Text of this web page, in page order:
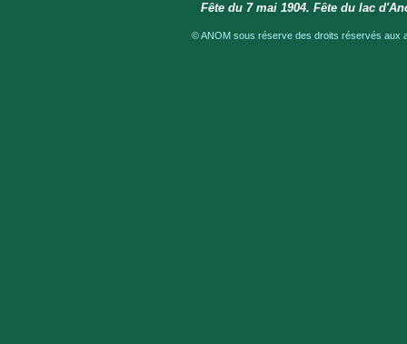
Fête du 7 mai 1904. Fête du lac
© ANOM sous réserve des droits réservés aux